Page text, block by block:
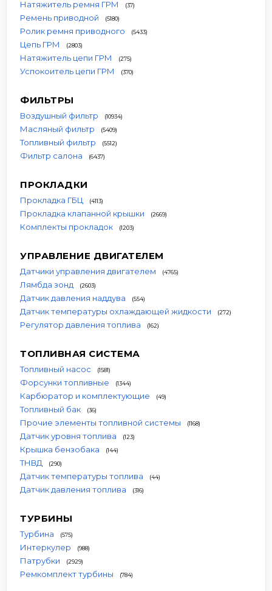
Натяжитель ремня ГРМ (37)
Ремень приводной (5180)
Ролик ремня приводного (5433)
Цепь ГРМ (2803)
Натяжитель цепи ГРМ (275)
Успокоитель цепи ГРМ (370)
ФИЛЬТРЫ
Воздушный фильтр (10934)
Масляный фильтр (5409)
Топливный фильтр (5512)
Фильтр салона (6437)
ПРОКЛАДКИ
Прокладка ГБЦ (4113)
Прокладка клапанной крышки (2669)
Комплекты прокладок (1203)
УПРАВЛЕНИЕ ДВИГАТЕЛЕМ
Датчики управления двигателем (4765)
Лямбда зонд (2603)
Датчик давления наддува (554)
Датчик температуры охлаждающей жидкости (272)
Регулятор давления топлива (162)
ТОПЛИВНАЯ СИСТЕМА
Топливный насос (1581)
Форсунки топливные (1344)
Карбюратор и комплектующие (49)
Топливный бак (36)
Прочие элементы топливной системы (1168)
Датчик уровня топлива (123)
Крышка бензобака (144)
ТНВД (290)
Датчик температуры топлива (44)
Датчик давления топлива (316)
ТУРБИНЫ
Турбина (575)
Интеркулер (988)
Патрубки (2929)
Ремкомплект турбины (784)